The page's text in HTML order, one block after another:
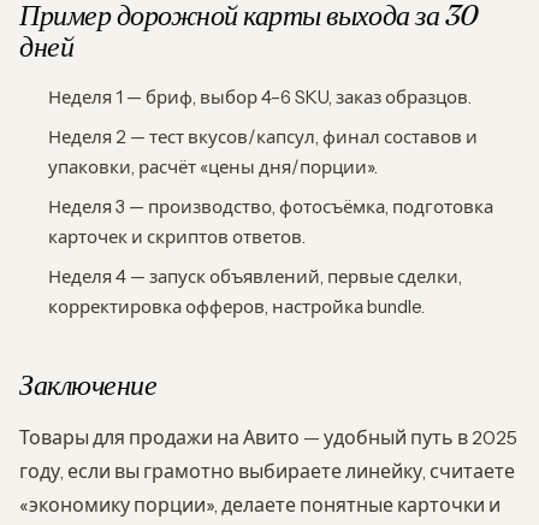
Пример дорожной карты выхода за 30
дней
Неделя 1 — бриф, выбор 4–6 SKU, заказ образцов.
Неделя 2 — тест вкусов/капсул, финал составов и
упаковки, расчёт «цены дня/порции».
Неделя 3 — производство, фотосъёмка, подготовка
карточек и скриптов ответов.
Неделя 4 — запуск объявлений, первые сделки,
корректировка офферов, настройка bundle.
Заключение
Товары для продажи на Авито — удобный путь в 2025
году, если вы грамотно выбираете линейку, считаете
«экономику порции», делаете понятные карточки и